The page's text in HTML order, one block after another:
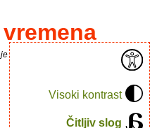
Visoki kontrast
Čitljiv slog
puno knjiga.